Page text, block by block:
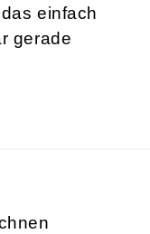
einfach
gerade